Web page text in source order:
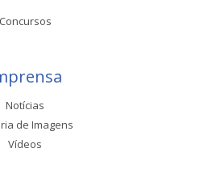
Concursos
Notícias
de Imagens
Vídeos